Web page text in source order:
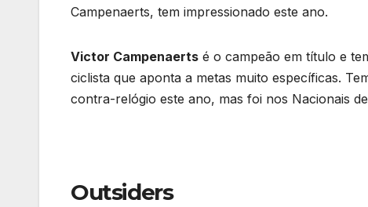
Campenaerts, tem impressionado este ano.
Victor Campenaerts é o campeão em título e
ciclista que aponta a metas muito específicas.
contra-relógio este ano, mas foi nos Nacionais
Outsiders